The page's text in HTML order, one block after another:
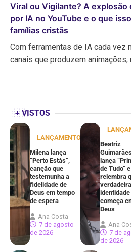
Viral ou Vigilante? A
por IA no YouTube e o que
famílias cristãs
Com ferramentas de IA cada vez
canais que produzem
+ VISTOS
LANÇAMENTOS
Milena lança
“Perto Estás”,
canção que
testemunha a
fidelidade de
Deus em tempo
de espera
Ana Costa
7 de agosto
de 2026
Beatriz
lança
de Tudo” e
relembra
verdadeira
identidade
começa
Deus
Ana
7 de
de 2026